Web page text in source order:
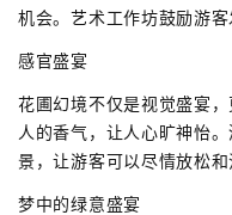
机会。艺术工作坊鼓励游
感官盛宴
花圃幻境不仅是视觉盛宴
人的香气，让人心旷神怡
景，让游客可以尽情放松和
梦中的绿意盛宴